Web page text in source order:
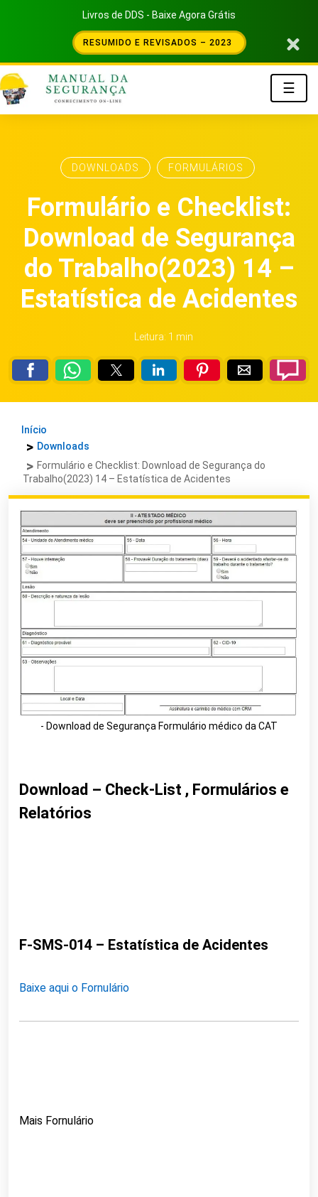
Livros de DDS - Baixe Agora Grátis
RESUMIDO E REVISADOS – 2023
☰
DOWNLOADS FORMULÁRIOS
Formulário e Checklist:
Download de Segurança
do Trabalho(2023) 14 –
Estatística de Acidentes
Leitura: 1 min
Início
Downloads
Formulário e Checklist: Download de Segurança do
Trabalho(2023) 14 – Estatística de Acidentes
- Download de Segurança Formulário médico da CAT
Download – Check-List , Formulários e
Relatórios
F-SMS-014 – Estatística de Acidentes
Baixe aqui o Fornulário
Mais Fornulário